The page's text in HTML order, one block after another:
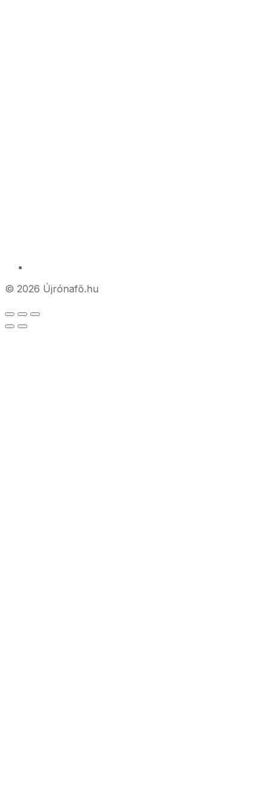
© 2026 Újrónafő.hu